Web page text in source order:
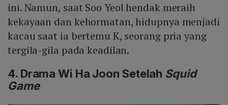
ini. Namun, saat Soo Yeol hendak meraih
kekayaan dan kehormatan, hidupnya menjadi
kacau saat ia bertemu K, seorang pria yang
tergila-gila pada keadilan.
4. Drama Wi Ha Joon Setelah Squid
Game